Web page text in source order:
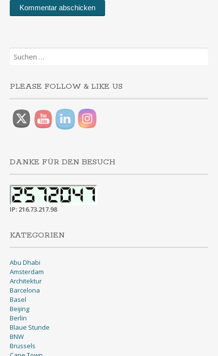
Suchen
nach:
PLEASE FOLLOW & LIKE US
DANKE FÜR DEN BESUCH
IP: 216.73.217.98
KATEGORIEN
Abu Dhabi
Amsterdam
Architektur
Barcelona
Basel
Beijing
Berlin
Blaue Stunde
BNW
Brussels